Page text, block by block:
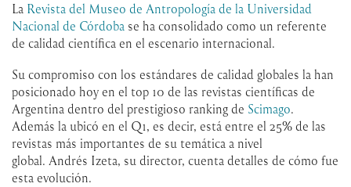
La Revista del Museo de Antropología de la Universidad
Nacional de Córdoba se ha consolidado como un referente
de calidad científica en el escenario internacional.
Su compromiso con los estándares de calidad globales la han
posicionado hoy en el top 10 de las revistas científicas de
Argentina dentro del prestigioso ranking de Scimago.
Además la ubicó en el Q1, es decir, está entre el 25% de las
revistas más importantes de su temática a nivel
global. Andrés Izeta, su director, cuenta detalles de cómo fue
esta evolución.